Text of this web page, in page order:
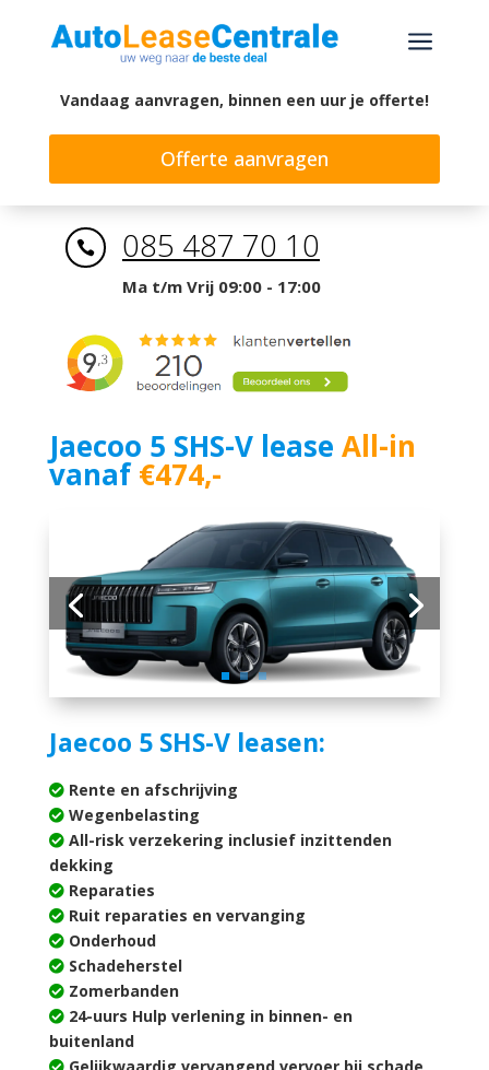
a
Vandaag aanvragen, binnen een uur je offerte!
Offerte aanvragen
 085 487 70 10
Ma t/m Vrij 09:00 - 17:00
Jaecoo 5 SHS-V lease All-in
vanaf€474,-
Jaecoo 5 SHS-V leasen:
Rente en afschrijving
Wegenbelasting
All-risk verzekering inclusief inzittenden
dekking
Reparaties
Ruit reparaties en vervanging
Onderhoud
Schadeherstel
Zomerbanden
24-uurs Hulp verlening in binnen- en
buitenland